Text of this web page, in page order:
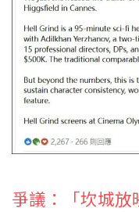
爭議：「坎城放